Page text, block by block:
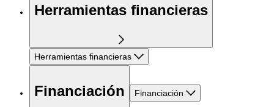
Herramientas financieras
Herramientas financieras
Financiación Financiación